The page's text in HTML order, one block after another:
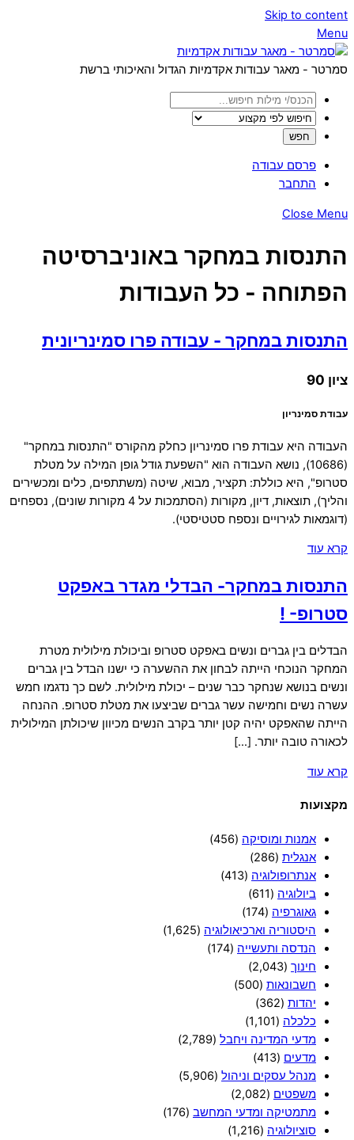
Skip to content
Menu
סמרטר - מאגר עבודות אקדמיות הגדול והאיכותי ברשת
פרסם עבודה
התחבר
Close Menu
התנסות במחקר באוניברסיטה
הפתוחה - כל העבודות
התנסות במחקר - עבודה פרו סמינריונית
ציון 90
עבודת סמינריון
העבודה היא עבודת פרו סמינריון כחלק מהקורס "התנסות במחקר"
(10686), נושא העבודה הוא "השפעת גודל גופן המילה על מטלת
סטרופ", היא כוללת: תקציר, מבוא, שיטה (משתתפים, כלים ומכשירים
והליך), תוצאות, דיון, מקורות (הסתמכות על 4 מקורות שונים), נספחים
(דוגמאות לגירויים ונספח סטטיסטי).
קרא עוד
התנסות במחקר- הבדלי מגדר באפקט
סטרופ- !
הבדלים בין גברים ונשים באפקט סטרופ וביכולת מילולית מטרת
המחקר הנוכחי הייתה לבחון את ההשערה כי ישנו הבדל בין גברים
ונשים בנושא שנחקר כבר שנים – יכולת מילולית. לשם כך נדגמו חמש
עשרה נשים וחמישה עשר גברים שביצעו את מטלת סטרופ. ההנחה
הייתה שהאפקט יהיה קטן יותר בקרב הנשים מכיוון שיכולתן המילולית
לכאורה טובה יותר. […]
קרא עוד
מקצועות
אמנות ומוסיקה (456)
אנגלית (286)
אנתרופולוגיה (413)
ביולוגיה (611)
גאוגרפיה (174)
היסטוריה וארכיאולוגיה (1,625)
הנדסה ותעשייה (174)
חינוך (2,043)
חשבונאות (500)
יהדות (362)
כלכלה (1,101)
מדעי המדינה ויחבל (2,789)
מדעים (413)
מנהל עסקים וניהול (5,906)
משפטים (2,082)
מתמטיקה ומדעי המחשב (176)
סוציולוגיה (1,216)